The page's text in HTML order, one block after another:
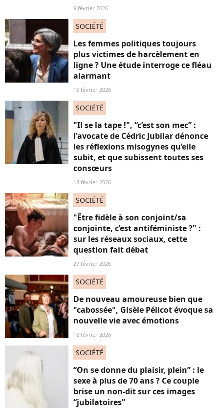
9 février 2026
SOCIÉTÉ
Les femmes politiques toujours
plus victimes de harcèlement en
ligne ? Une étude interroge ce fléau
alarmant
16 février 2026
SOCIÉTÉ
"Il se la tape !", “c’est son mec” :
l'avocate de Cédric Jubilar dénonce
les réflexions misogynes qu’elle
subit, et que subissent toutes ses
consœurs
18 février 2026
SOCIÉTÉ
"Être fidèle à son conjoint/sa
conjointe, c’est antiféministe ?" :
sur les réseaux sociaux, cette
question fait débat
27 février 2026
SOCIÉTÉ
De nouveau amoureuse bien que
"cabossée", Gisèle Pélicot évoque sa
nouvelle vie avec émotions
18 février 2026
SOCIÉTÉ
“On se donne du plaisir, plein” : le
sexe à plus de 70 ans ? Ce couple
brise un non-dit sur ces images
“jubilatoires”